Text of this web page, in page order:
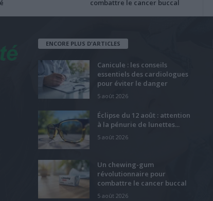
combattre le cancer buccal
ENCORE PLUS D'ARTICLES
Canicule : les conseils
essentiels des cardiologues
pour éviter le danger
5 août 2026
Éclipse du 12 août : attention
à la pénurie de lunettes...
5 août 2026
Un chewing-gum
révolutionnaire pour
combattre le cancer buccal
5 août 2026